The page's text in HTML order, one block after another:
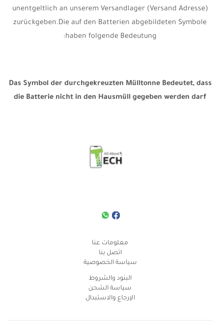
unentgeltlich an unserem Versandlager (Versand Adresse)
zurückgeben.Die auf den Batterien abgebildeten Symbole
haben folgende Bedeutung:
Das Symbol der durchgekreuzten Mülltonne Bedeutet, dass
die Batterie nicht in den Hausmüll gegeben werden darf
معلومات عنا
اتصل بنا
سياسة الخصوصية
البنود والشروط
سياسة الشحن
الإرجاع والاستبدال